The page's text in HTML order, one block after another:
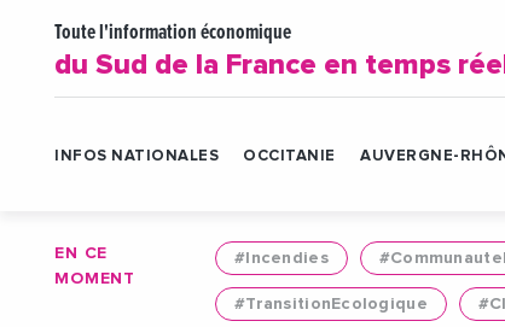
Toute l'information économique
du Sud de la France en temps réel
INFOS NATIONALES OCCITANIE AUVERGNE-
EN CE
MOMENT
#Incendies
#TransitionEcologique